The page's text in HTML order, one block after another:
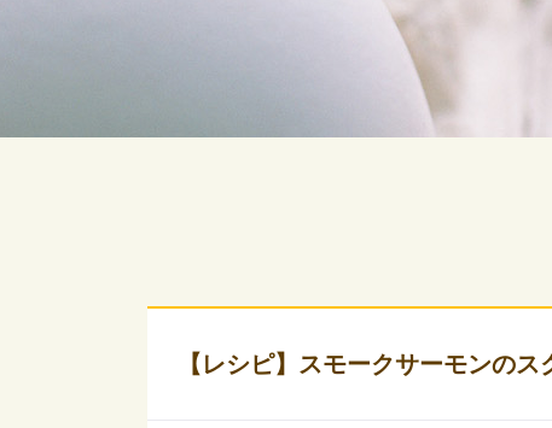
【レシピ】スモークサーモンの